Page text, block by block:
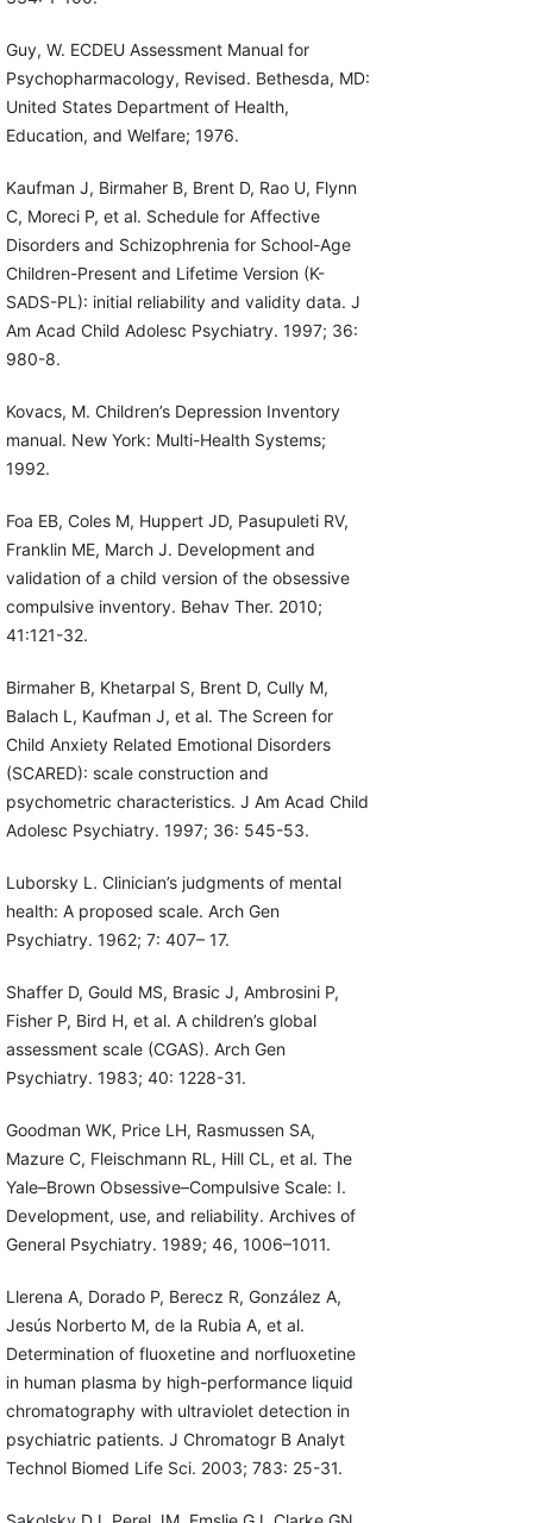
Guy, W. ECDEU Assessment Manual for
Psychopharmacology, Revised. Bethesda, MD:
United States Department of Health,
Education, and Welfare; 1976.
Kaufman J, Birmaher B, Brent D, Rao U, Flynn
C, Moreci P, et al. Schedule for Affective
Disorders and Schizophrenia for School-Age
Children-Present and Lifetime Version (K-
SADS-PL): initial reliability and validity data. J
Am Acad Child Adolesc Psychiatry. 1997; 36:
980-8.
Kovacs, M. Children’s Depression Inventory
manual. New York: Multi-Health Systems;
1992.
Foa EB, Coles M, Huppert JD, Pasupuleti RV,
Franklin ME, March J. Development and
validation of a child version of the obsessive
compulsive inventory. Behav Ther. 2010;
41:121-32.
Birmaher B, Khetarpal S, Brent D, Cully M,
Balach L, Kaufman J, et al. The Screen for
Child Anxiety Related Emotional Disorders
(SCARED): scale construction and
psychometric characteristics. J Am Acad Child
Adolesc Psychiatry. 1997; 36: 545-53.
Luborsky L. Clinician’s judgments of mental
health: A proposed scale. Arch Gen
Psychiatry. 1962; 7: 407– 17.
Shaffer D, Gould MS, Brasic J, Ambrosini P,
Fisher P, Bird H, et al. A children’s global
assessment scale (CGAS). Arch Gen
Psychiatry. 1983; 40: 1228-31.
Goodman WK, Price LH, Rasmussen SA,
Mazure C, Fleischmann RL, Hill CL, et al. The
Yale–Brown Obsessive–Compulsive Scale: I.
Development, use, and reliability. Archives of
General Psychiatry. 1989; 46, 1006–1011.
Llerena A, Dorado P, Berecz R, González A,
Jesús Norberto M, de la Rubia A, et al.
Determination of fluoxetine and norfluoxetine
in human plasma by high-performance liquid
chromatography with ultraviolet detection in
psychiatric patients. J Chromatogr B Analyt
Technol Biomed Life Sci. 2003; 783: 25-31.